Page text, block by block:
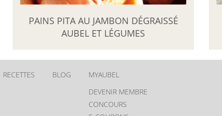
PAINS PITA AU JAMBON DÉGRAISSÉ
AUBEL ET LÉGUMES
RECETTES BLOG
MYAUBEL
DEVENIR MEMBRE
CONCOURS